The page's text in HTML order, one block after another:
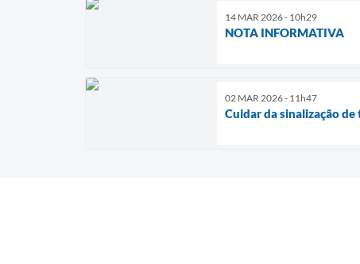
14 MAR 2026 - 10h29
NOTA INFORMATIVA
02 MAR 2026 - 11h47
Cuidar da sinalização